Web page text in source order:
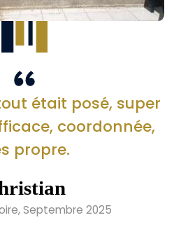
était posé, super
coordonnée,
propre.
Septembre 2025